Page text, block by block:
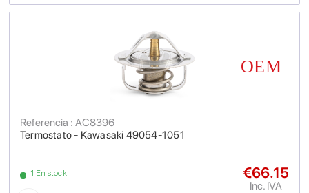
Termostato - Kawasaki 49054-1051
Referencia : AC8396
1 En stock €66.15
Inc. IVA